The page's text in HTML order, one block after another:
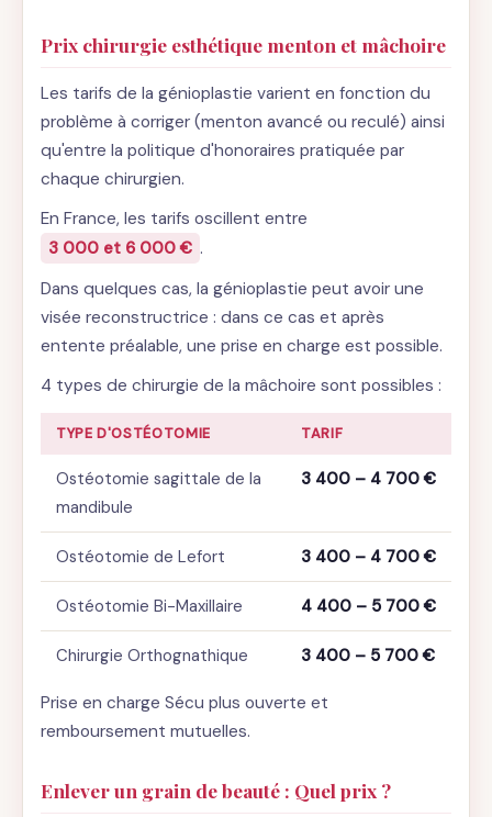
Prix chirurgie esthétique menton et mâchoire
Les tarifs de la génioplastie varient en fonction du
problème à corriger (menton avancé ou reculé) ainsi
qu'entre la politique d'honoraires pratiquée par
chaque chirurgien.
En France, les tarifs oscillent entre
3 000 et 6 000 € .
Dans quelques cas, la génioplastie peut avoir une
visée reconstructrice : dans ce cas et après
entente préalable, une prise en charge est possible.
4 types de chirurgie de la mâchoire sont possibles :
TYPE D'OSTÉOTOMIE TARIF
Ostéotomie sagittale de la
mandibule
3 400 – 4 700 €
Ostéotomie de Lefort 3 400 – 4 700 €
Ostéotomie Bi-Maxillaire 4 400 – 5 700 €
Chirurgie Orthognathique 3 400 – 5 700 €
Prise en charge Sécu plus ouverte et
remboursement mutuelles.
Enlever un grain de beauté : Quel prix ?